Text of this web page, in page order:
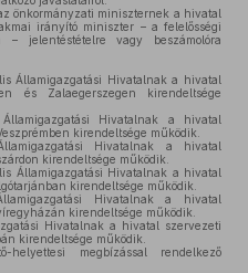
önkormányzati miniszternek a hivatal
irányító miniszter – a felelősségi
– jelentéstételre vagy beszámolóra
Államigazgatási Hivatalnak a hivatal
és Zalaegerszegen kirendeltsége
Hivatalnak a hivatal
kirendeltsége működik.
Hivatalnak a hivatal
kirendeltsége működik.
Államigazgatási Hivatalnak a hivatal
kirendeltsége működik.
Hivatalnak a hivatal
kirendeltsége működik.
Hivatalnak a hivatal szervezeti
kirendeltsége működik.
megbízással rendelkező